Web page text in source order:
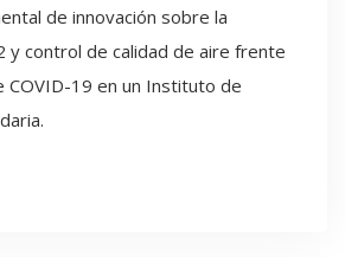
de innovación sobre la
y control de calidad de aire frente
COVID-19 en un Instituto de